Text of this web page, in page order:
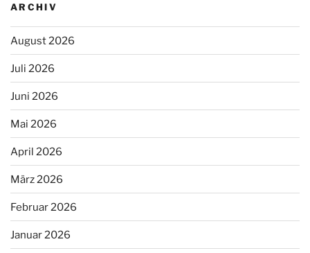
ARCHIV
August 2026
Juli 2026
Juni 2026
Mai 2026
April 2026
März 2026
Februar 2026
Januar 2026